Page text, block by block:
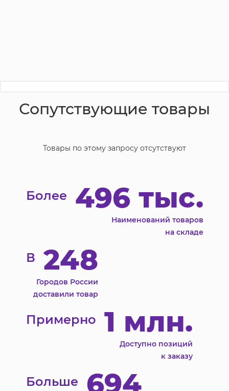
Сопутствующие товары
Товары по этому запросу отсутствуют
Более 496 тыс.
Наименований товаров
на складе
В 248
Городов России
доставили товар
Примерно 1 млн.
Доступно позиций
к заказу
Больше 694